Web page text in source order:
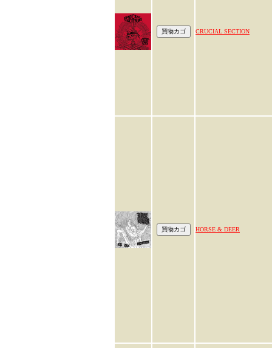
CRUCIAL SECTION
HORSE & DEER